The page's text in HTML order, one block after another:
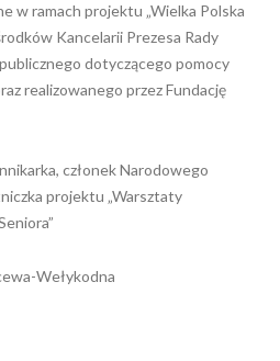
w ramach projektu „Wielka Polska
Kancelarii Prezesa Rady
dotyczącego pomocy
realizowanego przez Fundację
członek Narodowego
projektu „Warsztaty
Wełykodna